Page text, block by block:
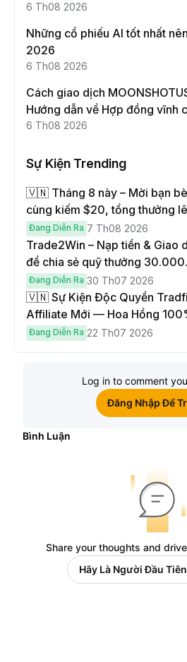
này
6 Th08 2026
Những cổ phiếu AI tốt nhất
2026
6 Th08 2026
Cách giao dịch
Hướng dẫn về Hợp đồng vĩnh
Moonshot AI
6 Th08 2026
Sự Kiện Trending
🇻🇳 Tháng 8 này – Mời bạn
cùng kiếm $20, tổng thưởng
đến $1,000
Đang Diễn Ra 7 Th08 2026
Trade2Win – Nạp tiền & Giao
để chia sẻ quỹ thưởng 30.000
USDT
Đang Diễn Ra 30 Th07 2026
🇻🇳 Sự Kiện Độc Quyền Tradfi
Affiliate Mới — Hoa Hồng
Hoàn Phí Qua Đêm
Đang Diễn Ra 22 Th07 2026
Log in to comment
Đăng Nhập Để
Bình Luận
Share your thoughts and
Hãy Là Người Đầu